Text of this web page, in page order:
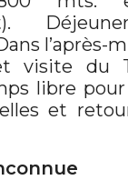
l’après-
visite du
libre
et